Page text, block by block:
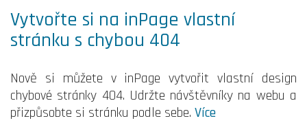
Vytvořte si na inPage vlastní
stránku s chybou 404
Nově si můžete v inPage vytvořit vlastní design
chybové stránky 404. Udržte návštěvníky na webu a
přizpůsobte si stránku podle sebe. Více